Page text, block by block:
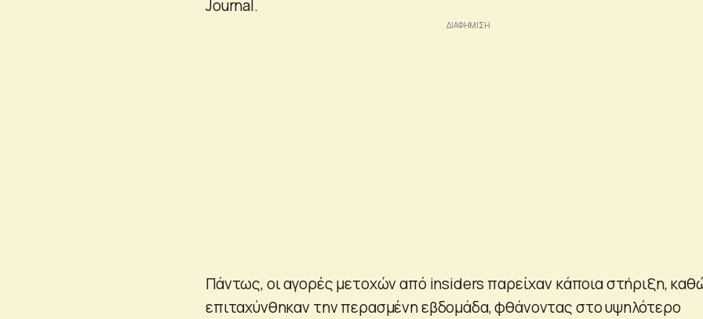
Journal.
Πάντως, οι αγορές μετοχών από insiders παρείχαν κάποια στήριξη,
επιταχύνθηκαν την περασμένη εβδομάδα, φθάνοντας στο υψηλότερο